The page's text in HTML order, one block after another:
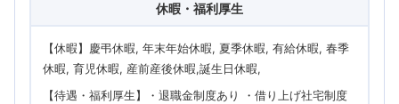
休暇・福利厚生
【休暇】慶弔休暇, 年末年始休暇, 夏季休暇, 有給休暇, 春季
休暇, 育児休暇, 産前産後休暇,誕生日休暇
【待遇・福利厚生】・退職金制度あり ・借り上げ社宅制度